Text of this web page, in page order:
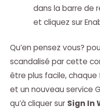
dans la barre de
et cliquez sur
Qu’en pensez vous?
scandalisé par cette
être plus facile,
et un nouveau service
qu’à cliquer sur Sign In